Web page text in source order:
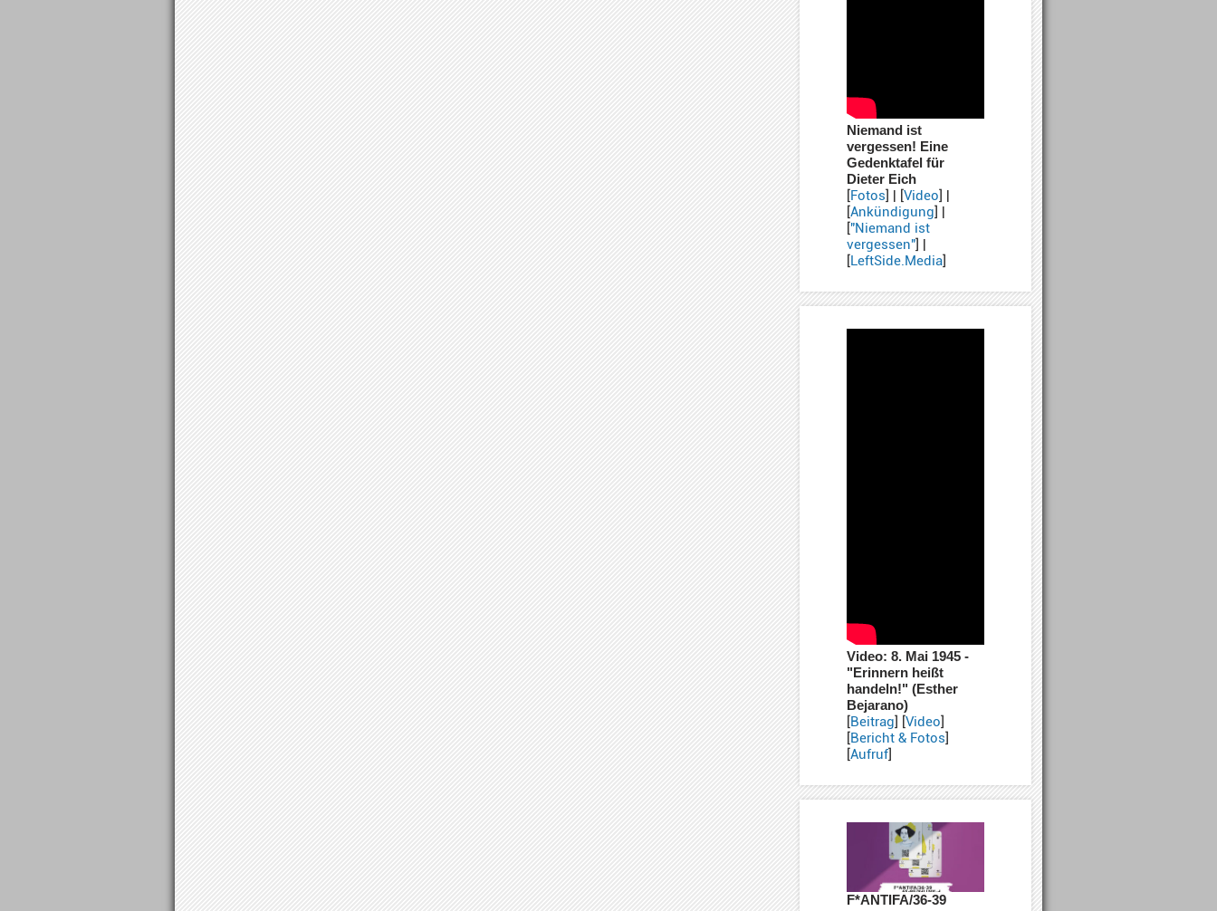
Niemand ist
vergessen! Eine
Gedenktafel für
Dieter Eich
[Fotos] | [Video] |
[Ankündigung] |
["Niemand ist
vergessen"] |
[LeftSide.Media]
Video: 8. Mai 1945 -
"Erinnern heißt
handeln!" (Esther
Bejarano)
[Beitrag] [Video]
[Bericht & Fotos]
[Aufruf]
F*ANTIFA/36-39